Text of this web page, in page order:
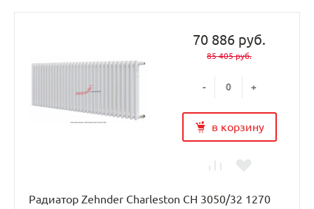
70 886 руб.
85 405 руб.
- +
в корзину
Радиатор Zehnder Charleston CH 3050/32 1270